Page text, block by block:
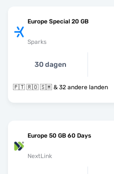
Europe Special 20 GB
Sparks
30 dagen
🇵🇹 🇷🇴 🇸🇲 & 32 andere landen
Europe 50 GB 60 Days
NextLink